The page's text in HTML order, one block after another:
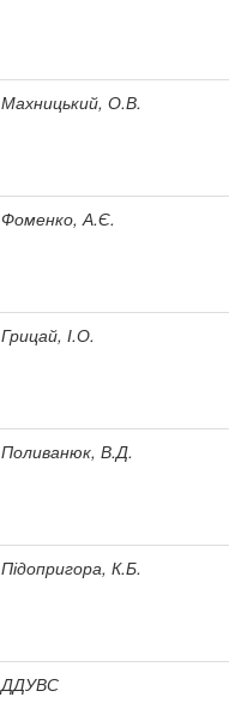
Махницький, О.В.
Фоменко, А.Є.
Грицай, І.О.
Поливанюк, В.Д.
Підопригора, К.Б.
ДДУВС